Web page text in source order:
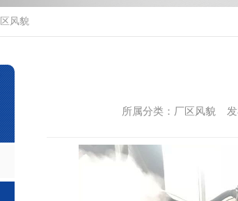
-500X25热弯
-400X200热弯
-300X150热弯
工-273X25热弯
R450加工
热弯加工
热弯加工中
风貌
所属分类：厂区风貌